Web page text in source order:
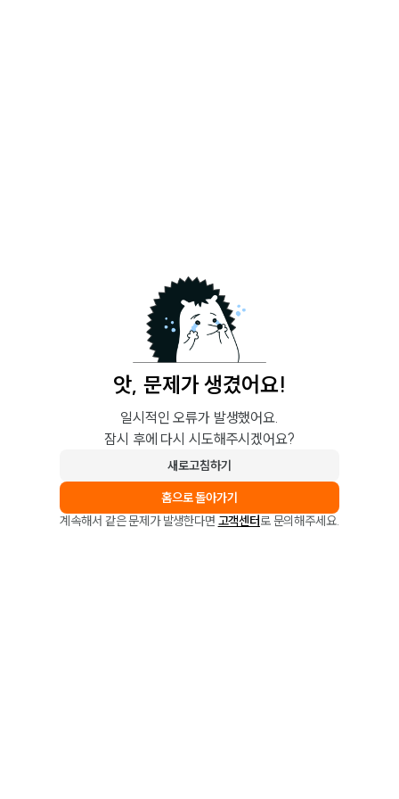
앗, 문제가 생겼어요!
일시적인 오류가 발생했어요.
잠시 후에 다시 시도해주시겠어요?
새로고침하기
홈으로 돌아가기
계속해서 같은 문제가 발생한다면 고객센터로 문의해주세요.